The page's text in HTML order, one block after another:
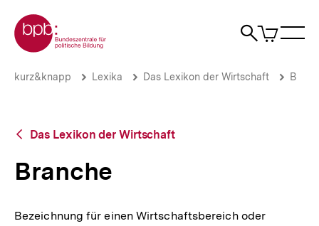
zum
Seiteninhalt
springen
Zur Startseite der bpb
Suche
Artikel
im
Branche
Brotkrümelnavigation
Pfadnavigation
kurz&knapp Lexika Das Lexikon der Wirtschaft B
Zurück
Übersicht
Das Lexikon der Wirtschaft
Branche
Bezeichnung für einen Wirtschaftsbereich oder